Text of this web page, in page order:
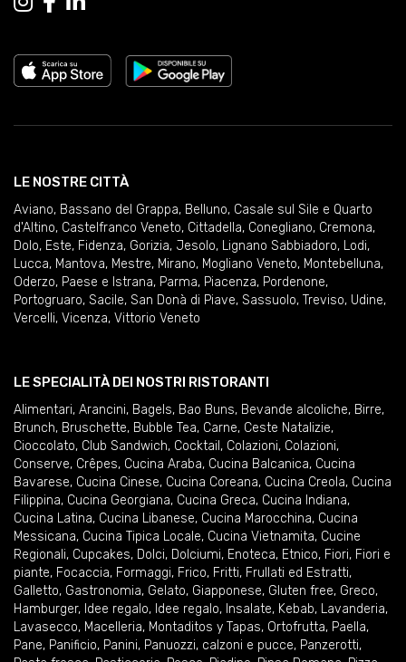
LE NOSTRE CITTÀ
Aviano, Bassano del Grappa, Belluno, Casale sul Sile e Quarto
d'Altino, Castelfranco Veneto, Cittadella, Conegliano, Cremona,
Dolo, Este, Fidenza, Gorizia, Jesolo, Lignano Sabbiadoro, Lodi,
Lucca, Mantova, Mestre, Mirano, Mogliano Veneto, Montebelluna,
Oderzo, Paese e Istrana, Parma, Piacenza, Pordenone,
Portogruaro, Sacile, San Donà di Piave, Sassuolo, Treviso, Udine,
Vercelli, Vicenza, Vittorio Veneto
LE SPECIALITÀ DEI NOSTRI RISTORANTI
Alimentari, Arancini, Bagels, Bao Buns, Bevande alcoliche, Birre,
Brunch, Bruschette, Bubble Tea, Carne, Ceste Natalizie,
Cioccolato, Club Sandwich, Cocktail , Colazioni, Colazioni,
Conserve, Crêpes, Cucina Araba, Cucina Balcanica, Cucina
Bavarese, Cucina Cinese, Cucina Coreana, Cucina Creola, Cucina
Filippina, Cucina Georgiana, Cucina Greca, Cucina Indiana,
Cucina Latina, Cucina Libanese, Cucina Marocchina, Cucina
Messicana, Cucina Tipica Locale, Cucina Vietnamita, Cucine
Regionali, Cupcakes, Dolci, Dolciumi, Enoteca, Etnico, Fiori, Fiori e
piante, Focaccia, Formaggi, Frico, Fritti, Frullati ed Estratti,
Galletto, Gastronomia, Gelato, Giapponese, Gluten free, Greco,
Hamburger, Idee regalo, Idee regalo, Insalate, Kebab, Lavanderia,
Lavasecco, Macelleria, Montaditos y Tapas, Ortofrutta, Paella,
Pane, Panificio, Panini, Panuozzi, calzoni e pucce, Panzerotti,